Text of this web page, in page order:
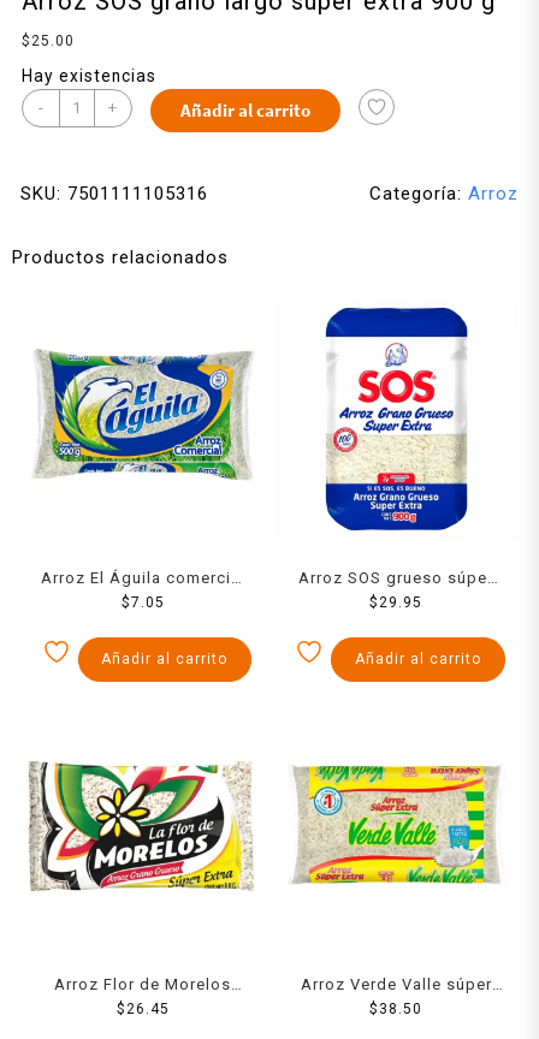
$25.00
Hay existencias
- + Añadir al carrito
SKU: 7501111105316 Categoría: Arroz
Productos relacionados
Arroz El Águila comercial
500 g
$7.05
Añadir al carrito
Arroz SOS grueso súper
extra 900 g
$ 29.95
Añadir al carrito
Arroz Flor de Morelos
súper extra 1 kg
$ 26.45
Arroz Verde Valle súper
extra 1 kg
$ 38.50